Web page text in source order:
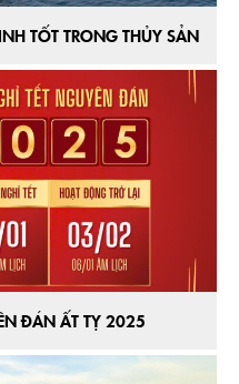
TỐT TRONG THỦY SẢN
ĐÁN ẤT TỴ 2025